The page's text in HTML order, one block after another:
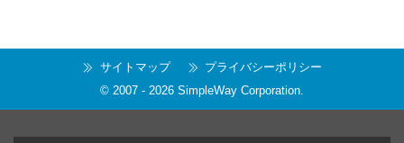
サイトマップ
プライバシーポリシー
© 2007 - 2026 SimpleWay Corporation.